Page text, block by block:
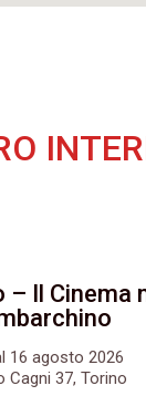
– Il Cinema
16 agosto 2026
Cagni 37, Torino